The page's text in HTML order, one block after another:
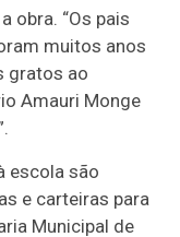
obra. “Os pais
muitos anos
gratos ao
Amauri Monge
escola são
e carteiras para
Municipal de